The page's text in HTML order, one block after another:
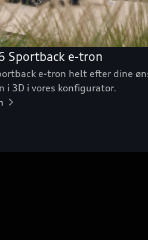
Sportback e-tron
e-tron helt efter dine
i 3D i vores konfigurator.